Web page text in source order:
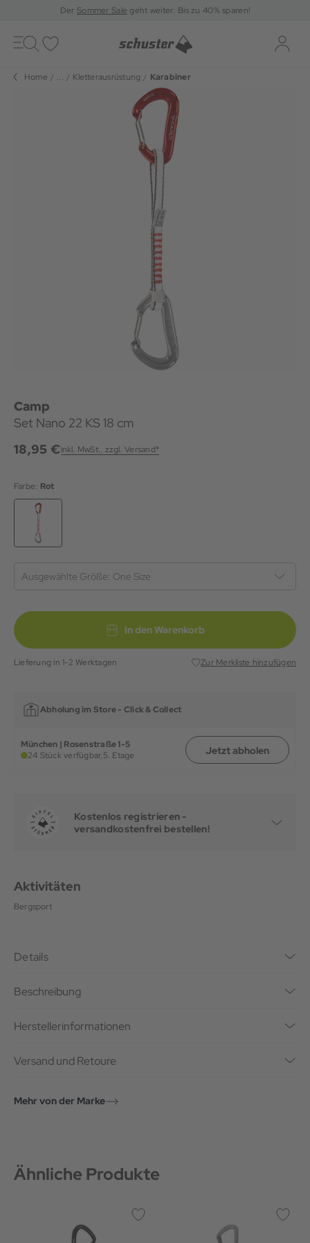
DerSommer Sale geht weiter: Bis zu 40% sparen!
Toggle
navigation
Home ... Kletterausrüstung Karabiner
Camp
Set Nano 22 KS 18 cm
18,95 €inkl. MwSt., zzgl. Versand*
Farbe: Rot
Ausgewählte Größe: One Size
In den Warenkorb
Lieferung in 1-2 Werktagen Zur Merkliste hinzufügen
Abholung im Store - Click & Collect
München | Rosenstraße 1-5
24 Stück verfügbar,5. Etage Jetzt abholen
Kostenlos registrieren -
versandkostenfrei bestellen!
Aktivitäten
Bergsport
Details
Beschreibung
Herstellerinformationen
Versand und Retoure
Mehr von der Marke
Ähnliche Produkte